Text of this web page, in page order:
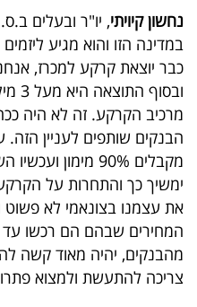
באייס
עקבו
אחרינו:
נחשון קיויתי, יו"ר ובעלים
במדינה הזו והוא מגיע
כבר יוצאת קרקע למכרז,
מרכיב הקרקע. זה לא היה
מקבלים 90%
ימשיך כך והתחרות על
את עצמנו בצונאמי לא
המחירים שבהם הם רכשו עד
מהבנקים, יהיה מאוד קשה
צריכה להתעשת ולמצוא